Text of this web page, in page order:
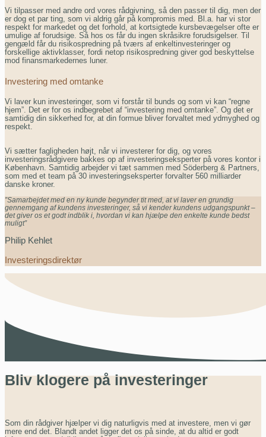
Vi tilpasser med andre ord vores rådgivning, så den passer til dig, men der
er dog et par ting, som vi aldrig går på kompromis med. Bl.a. har vi stor
respekt for markedet og det forhold, at kortsigtede kursbevægelser ofte er
umulige af forudsige. Så hos os får du ingen skråsikre forudsigelser. Til
gengæld får du risikospredning på tværs af enkeltinvesteringer og
forskellige aktivklasser, fordi netop risikospredning giver god beskyttelse
mod finansmarkedernes luner.
Investering med omtanke
Vi laver kun investeringer, som vi forstår til bunds og som vi kan “regne
hjem”. Det er for os indbegrebet af “investering med omtanke”. Og det er
samtidig din sikkerhed for, at din formue bliver forvaltet med ydmyghed og
respekt.
Vi sætter fagligheden højt, når vi investerer for dig, og vores
investeringsrådgivere bakkes op af investeringseksperter på vores kontor i
København. Samtidig arbejder vi tæt sammen med Söderberg & Partners,
som med et team på 30 investeringseksperter forvalter 560 milliarder
danske kroner.
”Samarbejdet med en ny kunde begynder tit med, at vi laver en grundig
gennemgang af kundens investeringer, så vi kender kundens udgangspunkt –
det giver os et godt indblik i, hvordan vi kan hjælpe den enkelte kunde bedst
muligt”
Philip Kehlet
Investeringsdirektør
Bliv klogere på investeringer
Som din rådgiver hjælper vi dig naturligvis med at investere, men vi gør
mere end det. Blandt andet ligger det os på sinde, at du altid er godt